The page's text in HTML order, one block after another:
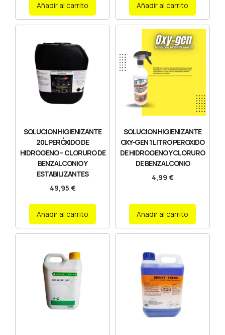
Añadir al carrito Añadir al carrito
SOLUCION HIGIENIZANTE
20L PERÓXIDO DE
HIDROGENO – CLORURO DE
BENZALCONIO Y
ESTABILIZANTES
49,95 €
Añadir al carrito
SOLUCION HIGIENIZANTE
OXY-GEN 1 LITRO PEROXIDO
DE HIDROGENO Y CLORURO
DE BENZALCONIO
4,99 €
Añadir al carrito